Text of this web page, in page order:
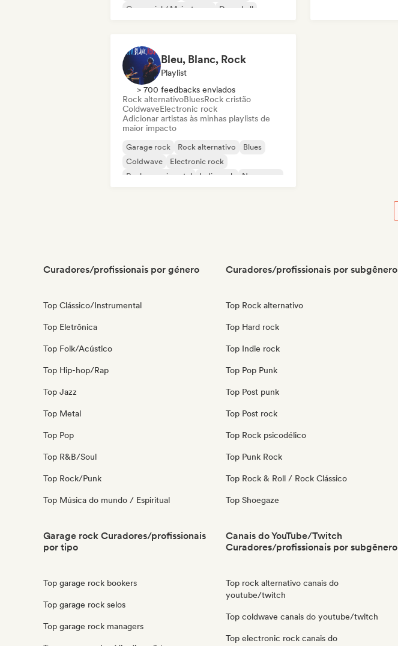
Comercial / Mainstream
Dancehall
Bleu, Blanc, Rock
Playlist
> 700 feedbacks enviados
Rock alternativoBluesRock cristão
ColdwaveElectronic rock
Adicionar artistas às minhas playlists de
maior impacto
Garage rock Rock alternativo
Blues
Coldwave
Electronic rock
Rock experimental
Indie rock New wave
Curadores/profissionais por género
Top Clássico/Instrumental
Top Eletrônica
Top Folk/Acústico
Top Hip-hop/Rap
Top Jazz
Top Metal
Top Pop
Top R&B/Soul
Top Rock/Punk
Top Música do mundo / Espiritual
Curadores/profissionais por subgênero
Top Rock alternativo
Top Hard rock
Top Indie rock
Top Pop Punk
Top Post punk
Top Post rock
Top Rock psicodélico
Top Punk Rock
Top Rock & Roll / Rock Clássico
Top Shoegaze
Garage rock Curadores/profissionais
por tipo
Top garage rock bookers
Top garage rock selos
Top garage rock managers
Canais do YouTube/Twitch
Curadores/profissionais por subgênero
Top rock alternativo canais do
youtube/twitch
Top coldwave canais do youtube/twitch
Top electronic rock canais do